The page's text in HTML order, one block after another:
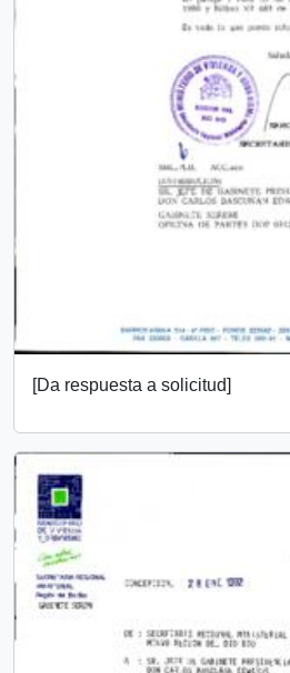
[Da respuesta a solicitud]